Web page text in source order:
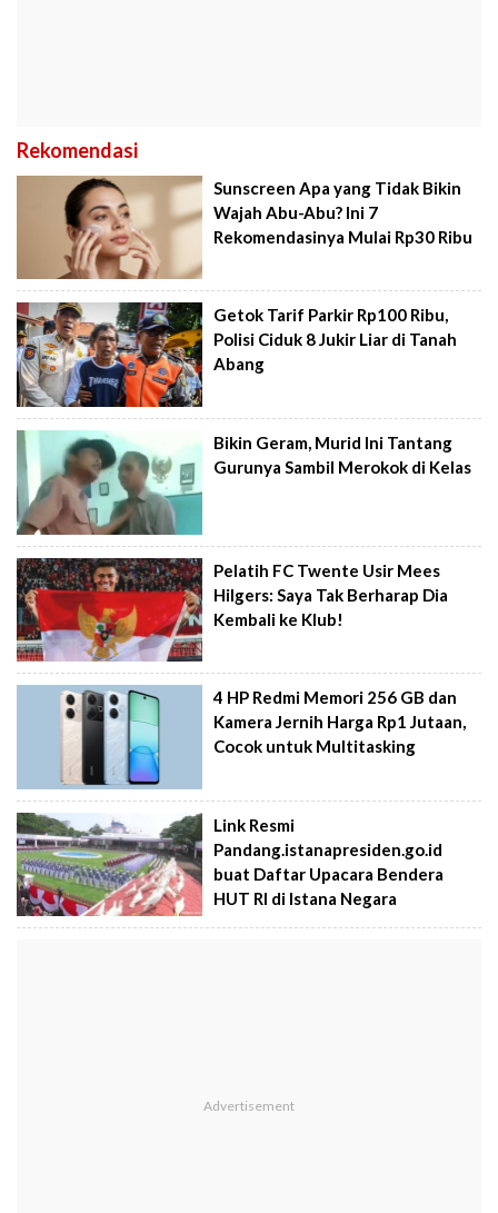
Rekomendasi
Sunscreen Apa yang Tidak Bikin
Wajah Abu-Abu? Ini 7
Rekomendasinya Mulai Rp30 Ribu
Getok Tarif Parkir Rp100 Ribu,
Polisi Ciduk 8 Jukir Liar di Tanah
Abang
Bikin Geram, Murid Ini Tantang
Gurunya Sambil Merokok di Kelas
Pelatih FC Twente Usir Mees
Hilgers: Saya Tak Berharap Dia
Kembali ke Klub!
4 HP Redmi Memori 256 GB dan
Kamera Jernih Harga Rp1 Jutaan,
Cocok untuk Multitasking
Link Resmi
Pandang.istanapresiden.go.id
buat Daftar Upacara Bendera
HUT RI di Istana Negara